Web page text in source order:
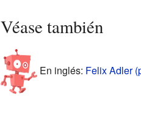
Véase también
En inglés: Felix Adler